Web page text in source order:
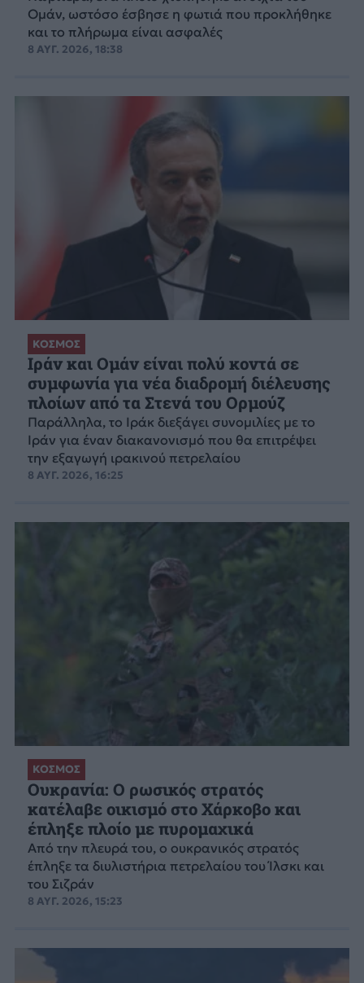
Ομάν, ωστόσο έσβησε η φωτιά που προκλήθηκε
και το πλήρωμα είναι ασφαλές
8 ΑΥΓ. 2026, 18:38
ΚΟΣΜΟΣ
Ιράν και Ομάν είναι πολύ κοντά σε
συμφωνία για νέα διαδρομή διέλευσης
πλοίων από τα Στενά του Ορμούζ
Παράλληλα, το Ιράκ διεξάγει συνομιλίες με το
Ιράν για έναν διακανονισμό που θα επιτρέψει
την εξαγωγή ιρακινού πετρελαίου
8 ΑΥΓ. 2026, 16:25
ΚΟΣΜΟΣ
Ουκρανία: Ο ρωσικός στρατός
κατέλαβε οικισμό στο Χάρκοβο και
έπληξε πλοίο με πυρομαχικά
Από την πλευρά του, ο ουκρανικός στρατός
έπληξε τα διυλιστήρια πετρελαίου του Ίλσκι και
του Σιζράν
8 ΑΥΓ. 2026, 15:23